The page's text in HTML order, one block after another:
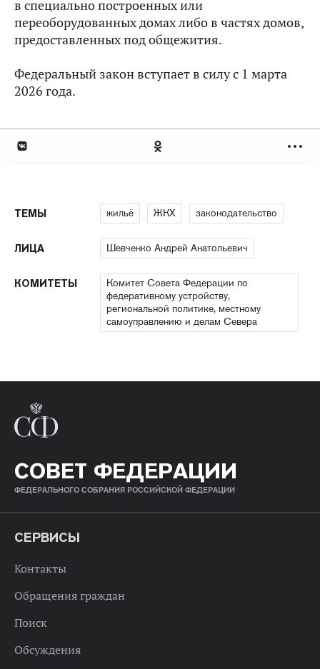
в специально построенных или
переоборудованных домах либо в частях домов,
предоставленных под общежития.
Федеральный закон вступает в силу с 1 марта
2026 года.
ТЕМЫ жильё ЖКХ законодательство
ЛИЦА Шевченко Андрей Анатольевич
КОМИТЕТЫ
Комитет Совета Федерации по
федеративному устройству,
региональной политике, местному
самоуправлению и делам Севера
СОВЕТ ФЕДЕРАЦИИ
ФЕДЕРАЛЬНОГО СОБРАНИЯ РОССИЙСКОЙ ФЕДЕРАЦИИ
СЕРВИСЫ
Контакты
Обращения граждан
Поиск
Обсуждения